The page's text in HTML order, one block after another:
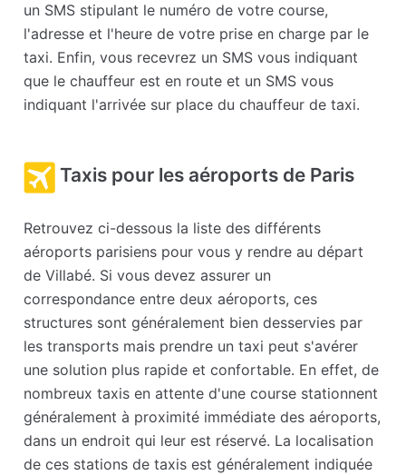
un SMS stipulant le numéro de votre course,
l'adresse et l'heure de votre prise en charge par le
taxi. Enfin, vous recevrez un SMS vous indiquant
que le chauffeur est en route et un SMS vous
indiquant l'arrivée sur place du chauffeur de taxi.
Taxis pour les aéroports de Paris
Retrouvez ci-dessous la liste des différents
aéroports parisiens pour vous y rendre au départ
de Villabé. Si vous devez assurer un
correspondance entre deux aéroports, ces
structures sont généralement bien desservies par
les transports mais prendre un taxi peut s'avérer
une solution plus rapide et confortable. En effet, de
nombreux taxis en attente d'une course stationnent
généralement à proximité immédiate des aéroports,
dans un endroit qui leur est réservé. La localisation
de ces stations de taxis est généralement indiquée